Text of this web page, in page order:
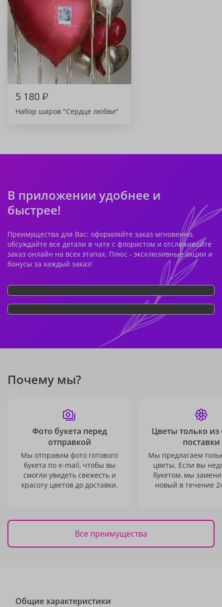
5 180₽
Набор шаров "Сердце любви"
В приложении удобнее и
быстрее!
Преимущества для Вас: оформляйте заказ мгновенно,
обсуждайте все детали в чате с флористом и отслеживайте
заказ онлайн на всех этапах. Плюс - эксклюзивные акции и
бонусы за каждый заказ!
Почему мы?
Фото букета перед
отправкой
Мы отправим фото готового
букета по e-mail, чтобы вы
смогли увидеть свежесть и
красоту цветов до доставки.
Цветы только из
поставки
Мы предлагаем
цветы. Если вы
букетом, мы
новый в течение
Все преимущества
Общие характеристики